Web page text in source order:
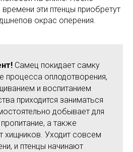
эти птенцы приобретут
окрас оперения.
Самец покидает самку
процесса оплодотворения,
и воспитанием
приходится заниматься
добывает для
а также
хищников. Уходит совсем
и птенцы начинают